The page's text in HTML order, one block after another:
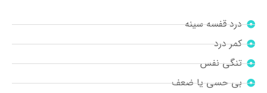
درد قفسه سینه
کمر درد
تنگی نفس
بی حسی یا ضعف